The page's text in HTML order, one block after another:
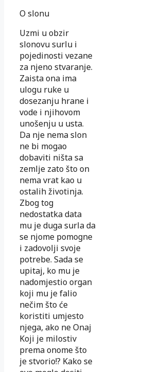
O slonu
Uzmi u obzir
slonovu surlu i
pojedinosti vezane
za njeno stvaranje.
Zaista ona ima
ulogu ruke u
dosezanju hrane i
vode i njihovom
unošenju u usta.
Da nje nema slon
ne bi mogao
dobaviti ništa sa
zemlje zato što on
nema vrat kao u
ostalih životinja.
Zbog tog
nedostatka data
mu je duga surla da
se njome pomogne
i zadovolji svoje
potrebe. Sada se
upitaj, ko mu je
nadomjestio organ
koji mu je falio
nečim što će
koristiti umjesto
njega, ako ne Onaj
Koji je milostiv
prema onome što
je stvorio!? Kako se